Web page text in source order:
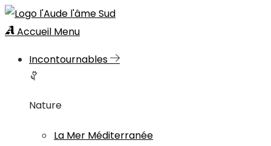
Accueil Menu
Incontournables
Nature
La Mer Méditerranée